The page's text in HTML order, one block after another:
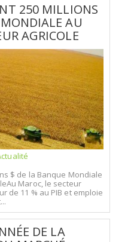
250 MILLIONS
AU
AGRICOLE
$ de la Banque Mondiale
Maroc, le secteur
de 11 % au PIB et emploie
DE LA